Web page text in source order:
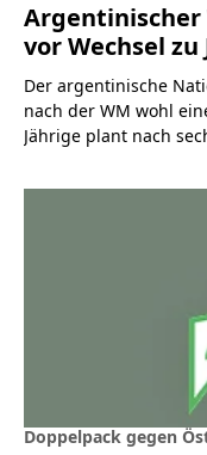
Argentinischer
vor Wechsel zu
Der argentinische
nach der WM wohl
Jährige plant nach
Doppelpack gegen